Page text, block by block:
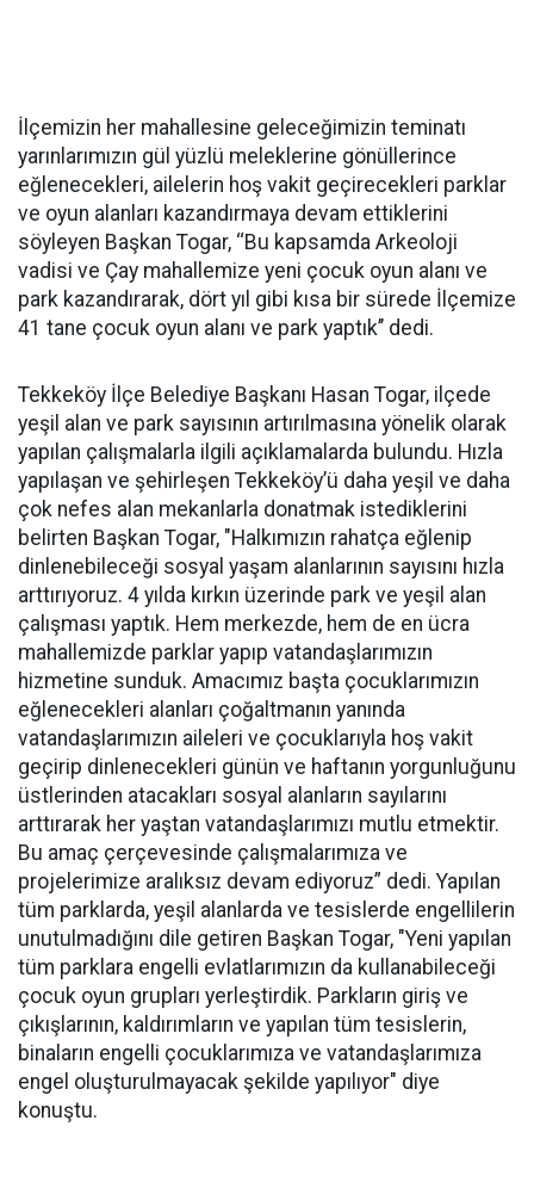
İlçemizin her mahallesine geleceğimizin teminatı
yarınlarımızın gül yüzlü meleklerine gönüllerince
eğlenecekleri, ailelerin hoş vakit geçirecekleri parklar
ve oyun alanları kazandırmaya devam ettiklerini
söyleyen Başkan Togar, ‘‘Bu kapsamda Arkeoloji
vadisi ve Çay mahallemize yeni çocuk oyun alanı ve
park kazandırarak, dört yıl gibi kısa bir sürede İlçemize
41 tane çocuk oyun alanı ve park yaptık’’ dedi.
Tekkeköy İlçe Belediye Başkanı Hasan Togar, ilçede
yeşil alan ve park sayısının artırılmasına yönelik olarak
yapılan çalışmalarla ilgili açıklamalarda bulundu. Hızla
yapılaşan ve şehirleşen Tekkeköy’ü daha yeşil ve daha
çok nefes alan mekanlarla donatmak istediklerini
belirten Başkan Togar, "Halkımızın rahatça eğlenip
dinlenebileceği sosyal yaşam alanlarının sayısını hızla
arttırıyoruz. 4 yılda kırkın üzerinde park ve yeşil alan
çalışması yaptık. Hem merkezde, hem de en ücra
mahallemizde parklar yapıp vatandaşlarımızın
hizmetine sunduk. Amacımız başta çocuklarımızın
eğlenecekleri alanları çoğaltmanın yanında
vatandaşlarımızın aileleri ve çocuklarıyla hoş vakit
geçirip dinlenecekleri günün ve haftanın yorgunluğunu
üstlerinden atacakları sosyal alanların sayılarını
arttırarak her yaştan vatandaşlarımızı mutlu etmektir.
Bu amaç çerçevesinde çalışmalarımıza ve
projelerimize aralıksız devam ediyoruz” dedi. Yapılan
tüm parklarda, yeşil alanlarda ve tesislerde engellilerin
unutulmadığını dile getiren Başkan Togar, "Yeni yapılan
tüm parklara engelli evlatlarımızın da kullanabileceği
çocuk oyun grupları yerleştirdik. Parkların giriş ve
çıkışlarının, kaldırımların ve yapılan tüm tesislerin,
binaların engelli çocuklarımıza ve vatandaşlarımıza
engel oluşturulmayacak şekilde yapılıyor" diye
konuştu.